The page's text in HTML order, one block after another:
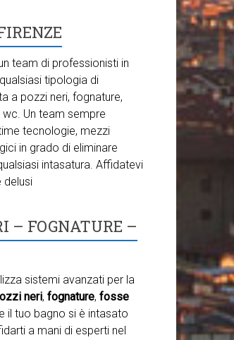
team di professionisti in
tipologia di
a pozzi neri, fognature,
Un team sempre
tecnologie, mezzi
in grado di eliminare
intasatura. Affidatevi
delusi
– FOGNATURE –
sistemi avanzati per la
neri,fognature,fosse
il tuo bagno si è intasato
a mani di esperti nel